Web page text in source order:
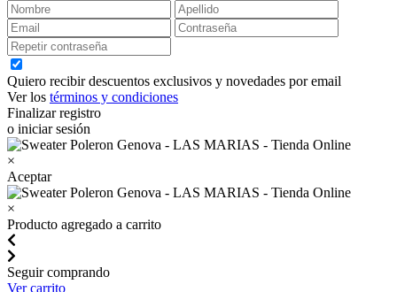
Quiero recibir descuentos exclusivos y novedades por email
Ver los términos y condiciones
Finalizar registro
o iniciar sesión
×
Aceptar
×
Producto agregado a carrito
Seguir comprando
Ver carrito